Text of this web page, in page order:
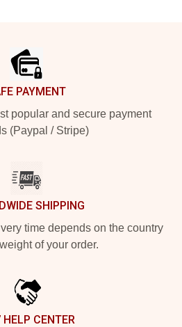
PAYMENT
popular and secure payment
(Paypal / Stripe)
SHIPPING
time depends on the country
of your order.
CENTER